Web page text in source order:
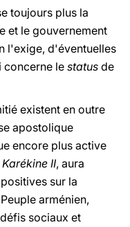
toujours plus la
et le gouvernement
l'exige, d'éventuelles
concerne lestatus de
existent en outre
apostolique
encore plus active
II, aura
sur la
arménien,
sociaux et